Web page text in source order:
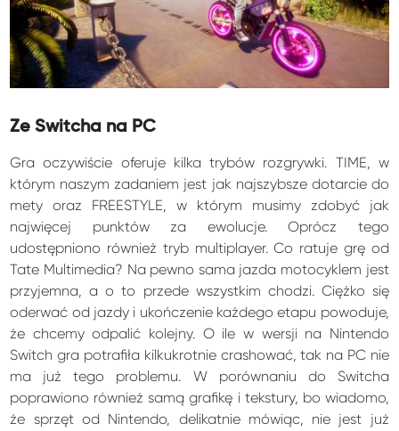
Ze Switcha na PC
Gra oczywiście oferuje kilka trybów rozgrywki. TIME, w
którym naszym zadaniem jest jak najszybsze dotarcie do
mety oraz FREESTYLE, w którym musimy zdobyć jak
najwięcej punktów za ewolucje. Oprócz tego
udostępniono również tryb multiplayer. Co ratuje grę od
Tate Multimedia? Na pewno sama jazda motocyklem jest
przyjemna, a o to przede wszystkim chodzi. Ciężko się
oderwać od jazdy i ukończenie każdego etapu powoduje,
że chcemy odpalić kolejny. O ile w wersji na Nintendo
Switch gra potrafiła kilkukrotnie crashować, tak na PC nie
ma już tego problemu. W porównaniu do Switcha
poprawiono również samą grafikę i tekstury, bo wiadomo,
że sprzęt od Nintendo, delikatnie mówiąc, nie jest już